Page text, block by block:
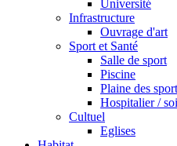
Université
Infrastructure
Ouvrage d'art
Sport et Santé
Salle de sport
Piscine
Plaine des
Hospitalier /
Cultuel
Eglises